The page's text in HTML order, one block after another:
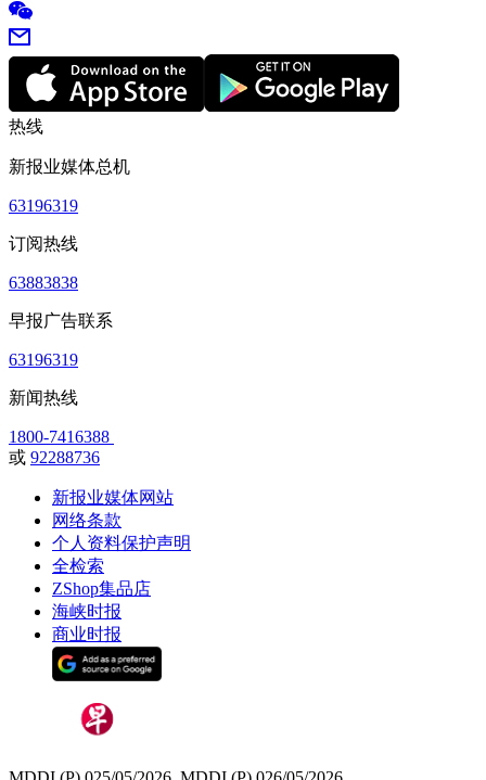
热线
新报业媒体总机
63196319
订阅热线
63883838
早报广告联系
63196319
新闻热线
1800-7416388
或 92288736
新报业媒体网站
网络条款
个人资料保护声明
全检索
ZShop集品店
海峡时报
商业时报